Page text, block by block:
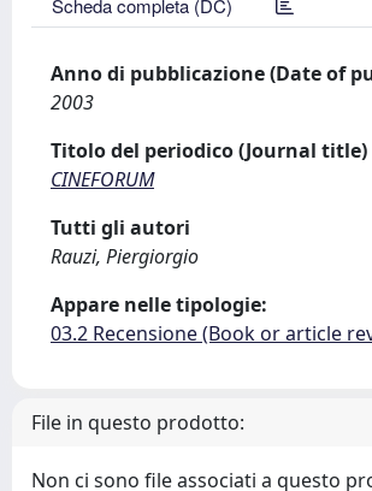
Scheda completa (DC)
Anno di pubblicazione (Date of
2003
Titolo del periodico (Journal title)
CINEFORUM
Tutti gli autori
Rauzi, Piergiorgio
Appare nelle tipologie:
03.2 Recensione (Book or article
File in questo prodotto:
Non ci sono file associati a questo